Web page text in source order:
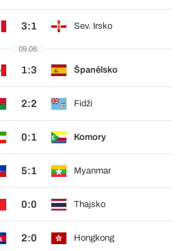
3:1 Sev. Irsko
09.06.
1:3 Španělsko
2:2 Fidži
0:1 Komory
5:1 Myanmar
0:0 Thajsko
2:0 Hongkong